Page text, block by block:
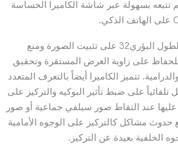
تتبعه بسهولة عبر شاشة الكاميرا الحساسة
يعمل تعويض التغير في الطول البؤري32 على تثبيت الصورة ومنع
للحفاظ على زاوية العرض المستقرة وتحقيق
تتميز الكاميرا أيضاً بالتعرف المتعدد
حيث تعمل تلقائياً على ضبط تأثير البوكيه والتركيز على
عند التقاط صور سيلفي جماعية أو صور
حدوث مشاكل كالتركيز على الوجوه الأمامية
الخلفية بعيدة عن التركيز.